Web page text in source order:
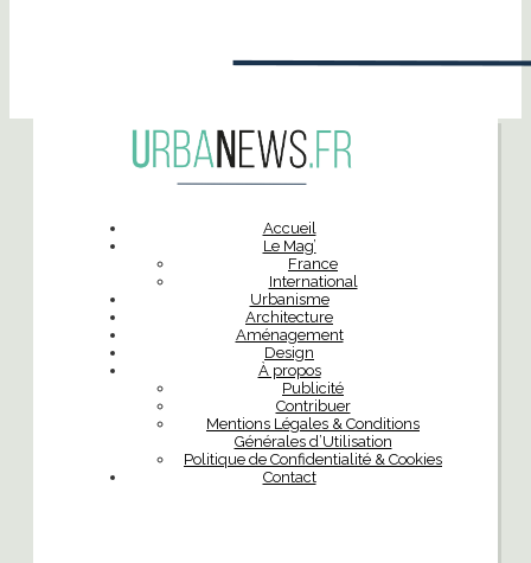
Accueil
Le Mag’
France
International
Urbanisme
Architecture
Aménagement
Design
À propos
Publicité
Contribuer
Mentions Légales & Conditions
Générales d’Utilisation
Politique de Confidentialité & Cookies
Contact